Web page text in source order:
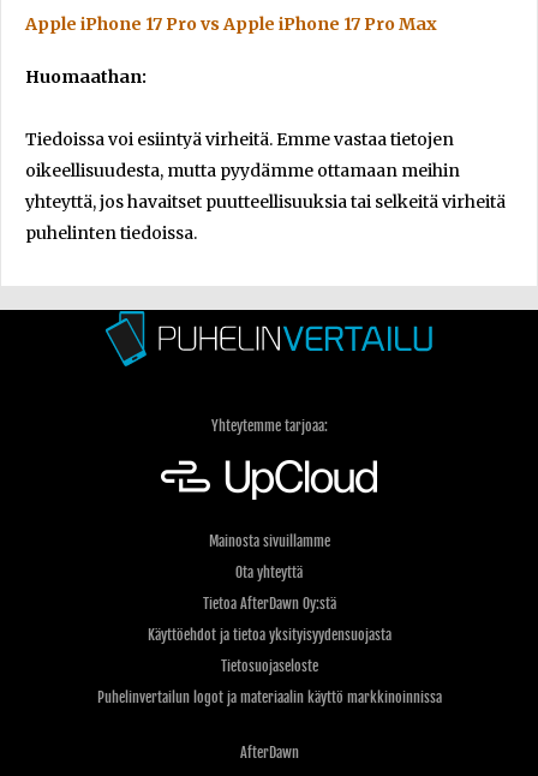
Apple iPhone 17 Pro vs Apple iPhone 17 Pro Max
Huomaathan:
Tiedoissa voi esiintyä virheitä. Emme vastaa tietojen
oikeellisuudesta, mutta pyydämme ottamaan meihin
yhteyttä, jos havaitset puutteellisuuksia tai selkeitä virheitä
puhelinten tiedoissa.
Yhteytemme tarjoaa:
Mainosta sivuillamme
Ota yhteyttä
Tietoa AfterDawn Oy:stä
Käyttöehdot ja tietoa yksityisyydensuojasta
Tietosuojaseloste
Puhelinvertailun logot ja materiaalin käyttö markkinoinnissa
AfterDawn